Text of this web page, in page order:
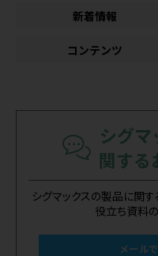
新着情報
コンテンツ
シグマ
関する
シグマックスの製品に関
役立ち資料
メール